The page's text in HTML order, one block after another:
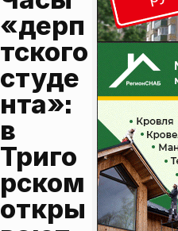
«дерп
тского
студе
нта»:
в
Триго
рском
откры